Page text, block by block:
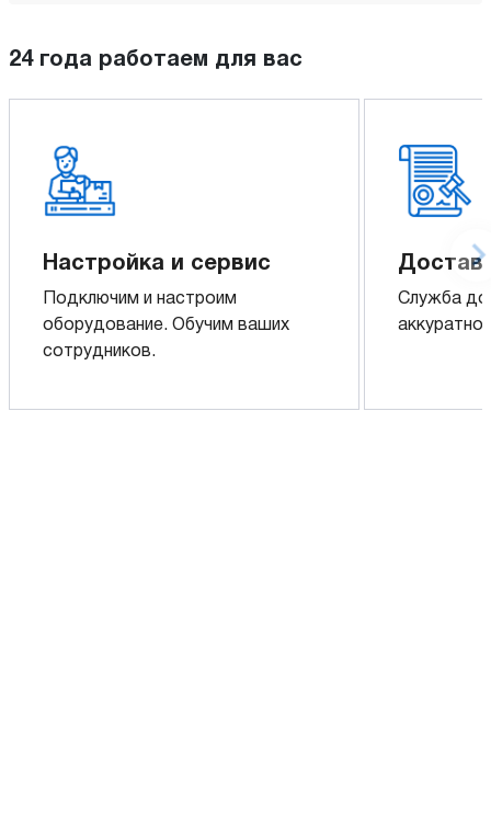
24 года работаем для вас
Настройка и сервис
Подключим и настроим
оборудование. Обучим ваших
сотрудников.
Служба
аккуратно